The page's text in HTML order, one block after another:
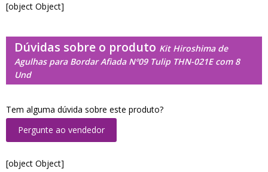
[object Object]
Dúvidas sobre o produto Kit Hiroshima de
Agulhas para Bordar Afiada Nº09 Tulip THN-021E com 8
Und
Tem alguma dúvida sobre este produto?
Pergunte ao vendedor
[object Object]